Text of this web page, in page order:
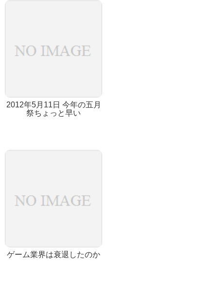
2012年5月11日 今年の五月
祭ちょっと早い
ゲーム業界は衰退したのか